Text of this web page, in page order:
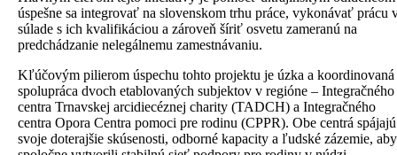
úspešne sa integrovať na slovenskom trhu práce, vykonávať prácu
súlade s ich kvalifikáciou a zároveň šíriť osvetu zameranú na
predchádzanie nelegálnemu zamestnávaniu.
Kľúčovým pilierom úspechu tohto projektu je úzka a koordinovaná
spolupráca dvoch etablovaných subjektov v regióne – Integračného
centra Trnavskej arcidiecéznej charity (TADCH) a Integračného
centra Opora Centra pomoci pre rodinu (CPPR). Obe centrá spájajú
svoje doterajšie skúsenosti, odborné kapacity a ľudské zázemie, aby